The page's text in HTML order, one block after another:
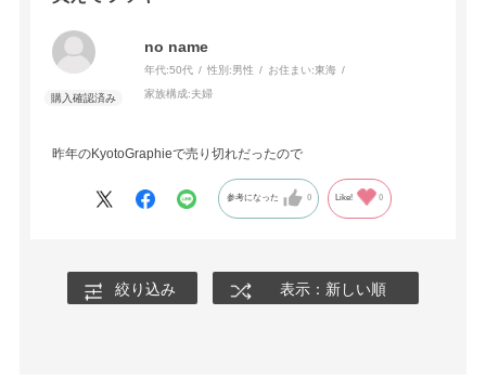
no name
年代:50代 性別:男性 お住まい:東海
家族構成:夫婦
昨年のKyotoGraphieで売り切れだったので
参考になった 0 Like! 0
絞り込み 表示：新しい順